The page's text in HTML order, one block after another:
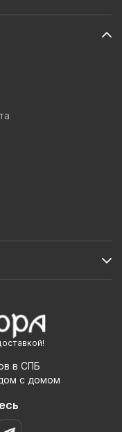
в СПБ
с домом